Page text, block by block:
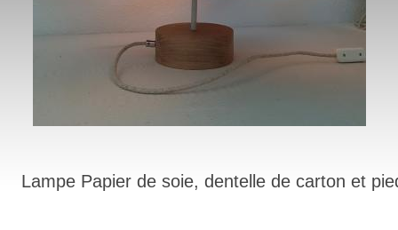
Lampe Papier de soie, dentelle de carton et